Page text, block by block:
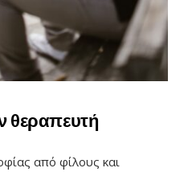
θεραπευτή
από φίλους και